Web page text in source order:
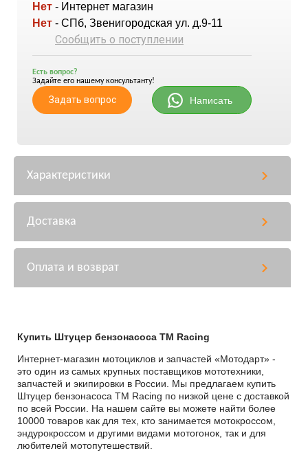
Нет - Интернет магазин
Нет - СПб, Звенигородская ул. д.9-11
Сообщить о поступлении
Есть вопрос?
Задайте его нашему консультанту!
Задать вопрос Написать
Характеристики
Доставка
Оплата и возврат
Купить Штуцер бензонасоса TM Racing
Интернет-магазин мотоциклов и запчастей «Мотодарт» -
это один из самых крупных поставщиков мототехники,
запчастей и экипировки в России. Мы предлагаем купить
Штуцер бензонасоса TM Racing по низкой цене с доставкой
по всей России. На нашем сайте вы можете найти более
10000 товаров как для тех, кто занимается мотокроссом,
эндурокроссом и другими видами мотогонок, так и для
любителей мотопутешествий.